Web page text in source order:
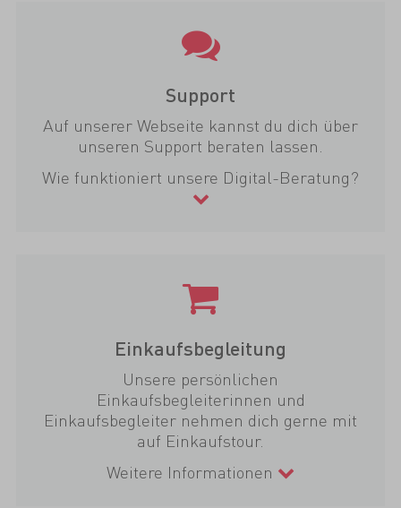
Support
Auf unserer Webseite kannst du dich über
unseren Support beraten lassen.
Wie funktioniert unsere Digital-Beratung?
Einkaufsbegleitung
Unsere persönlichen
Einkaufsbegleiterinnen und
Einkaufsbegleiter nehmen dich gerne mit
auf Einkaufstour.
Weitere Informationen